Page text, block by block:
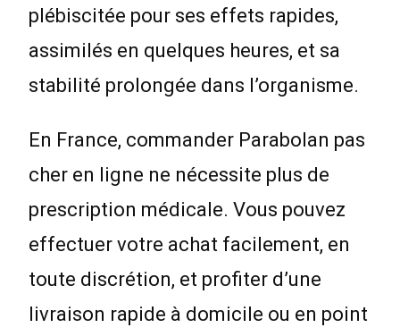
plébiscitée pour ses effets rapides,
assimilés en quelques heures, et sa
stabilité prolongée dans l’organisme.
En France, commander Parabolan pas
cher en ligne ne nécessite plus de
prescription médicale. Vous pouvez
effectuer votre achat facilement, en
toute discrétion, et profiter d’une
livraison rapide à domicile ou en point